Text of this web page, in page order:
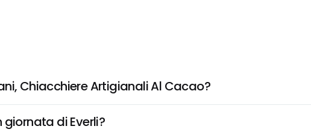
Chiacchiere Artigianali Al Cacao?
di Everli?